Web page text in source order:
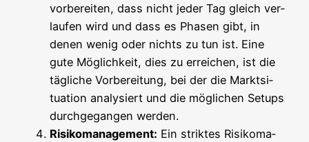
vor­be­rei­ten, dass nicht jeder Tag gleich ver­
lau­fen wird und dass es Pha­sen gibt, in
denen wenig oder nichts zu tun ist. Eine
gute Mög­lich­keit, dies zu errei­chen, ist die
täg­li­che Vor­be­rei­tung, bei der die Markt­si­
tua­ti­on ana­ly­siert und die mög­li­chen Set­ups
durch­ge­gan­gen werden.
Risi­ko­ma­nage­ment: Ein strik­tes Risi­ko­ma­